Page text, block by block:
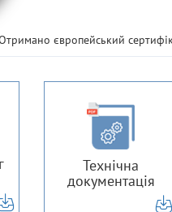
європейський
Технічна
документація